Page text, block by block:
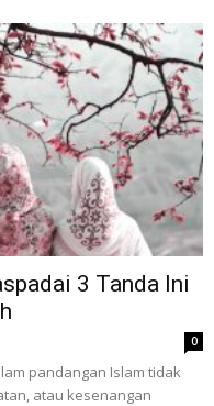
3 Tanda Ini
0
pandangan Islam tidak
atau kesenangan